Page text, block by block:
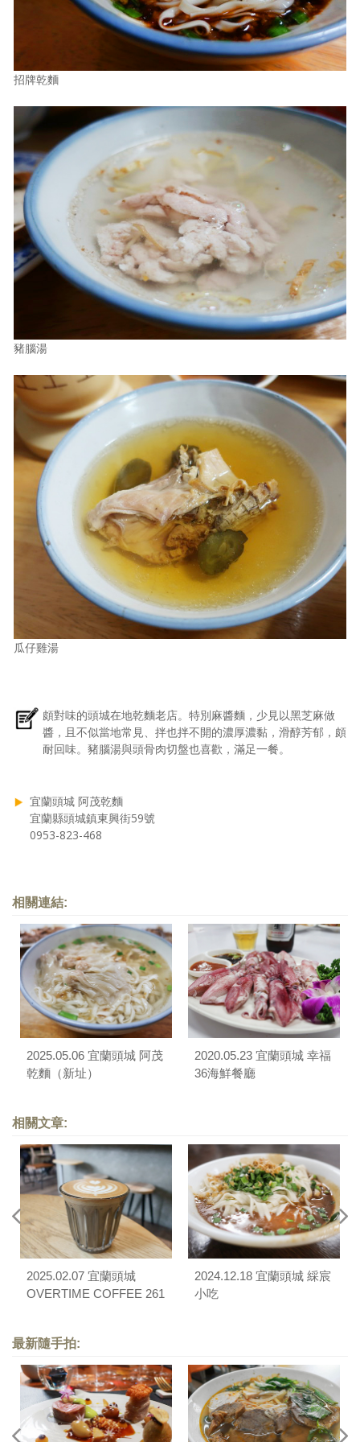
招牌乾麵
豬腦湯
瓜仔雞湯
頗對味的頭城在地乾麵老店。特別麻醬麵，少見以黑芝麻做
醬，且不似當地常見、拌也拌不開的濃厚濃黏，滑醇芳郁，頗
耐回味。豬腦湯與頭骨肉切盤也喜歡，滿足一餐。
宜蘭頭城 阿茂乾麵
宜蘭縣頭城鎮東興街59號
0953-823-468
相關連結:
2025.05.06 宜蘭頭城 阿茂
乾麵（新址）
2020.05.23 宜蘭頭城 幸福
36海鮮餐廳
相關文章:
2025.02.07 宜蘭頭城
OVERTIME COFFEE 261
2024.12.18 宜蘭頭城 綵宸
小吃
最新隨手拍: